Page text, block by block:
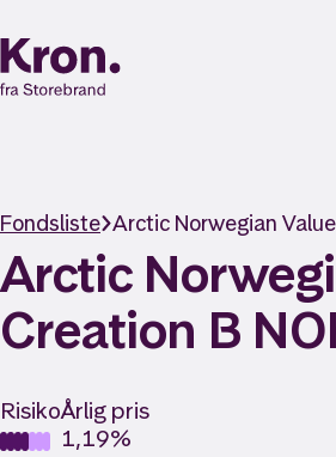
Fondsliste Arctic Norwegian
Arctic
Creation B
RisikoÅrlig pris
1,19%